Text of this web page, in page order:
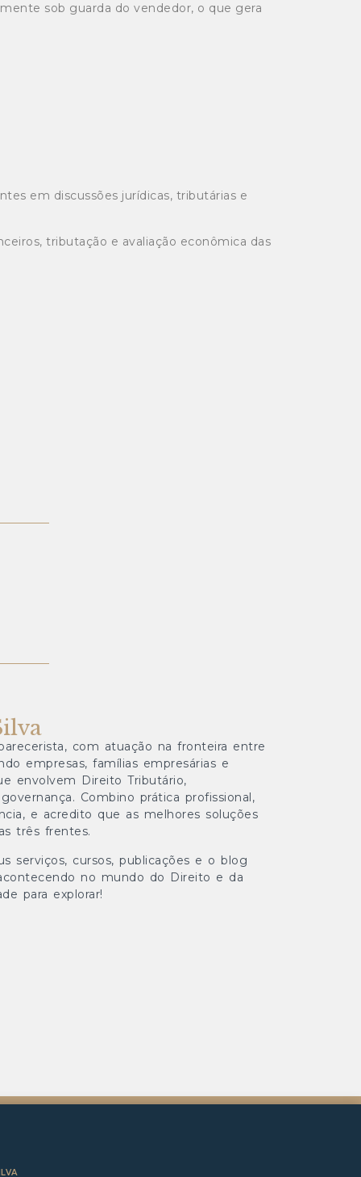
sob guarda do vendedor, o que gera
em discussões jurídicas, tributárias e
tributação e avaliação econômica das
com atuação na fronteira entre
empresas, famílias empresárias e
envolvem Direito Tributário,
Combino prática profissional,
e acredito que as melhores soluções
três frentes.
serviços, cursos, publicações e o blog
no mundo do Direito e da
para explorar!